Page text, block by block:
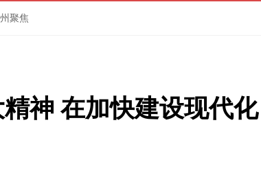
聚焦
神 在加快建设现代化